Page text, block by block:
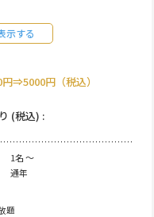
⇒5000円（税込）
(税込) :
1名 ～
通年
題